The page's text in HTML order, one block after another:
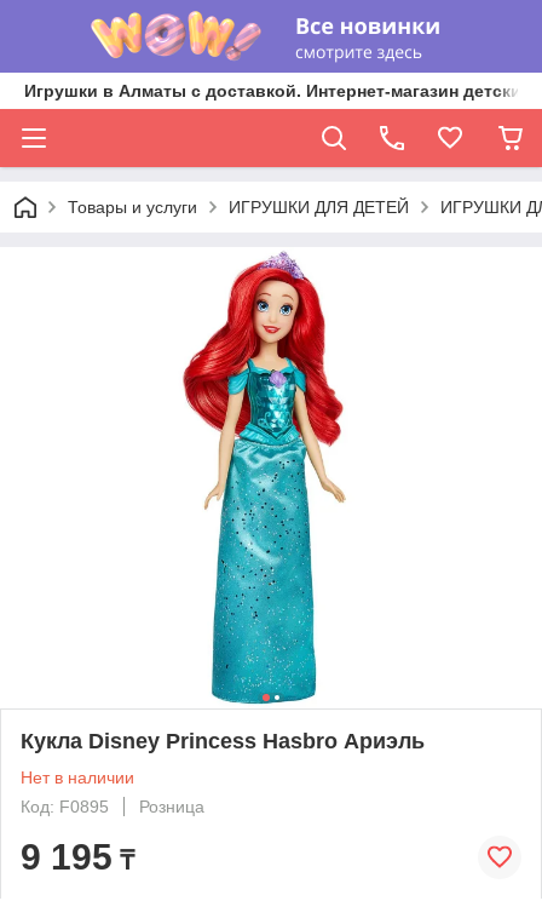
Игрушки в Алматы с доставкой. Интернет-магазин
Товары и услуги ИГРУШКИ ДЛЯ ДЕТЕЙ ИГРУШКИ
Кукла Disney Princess Hasbro Ариэль
Нет в наличии
Код: F0895
Розница
9 195 ₸